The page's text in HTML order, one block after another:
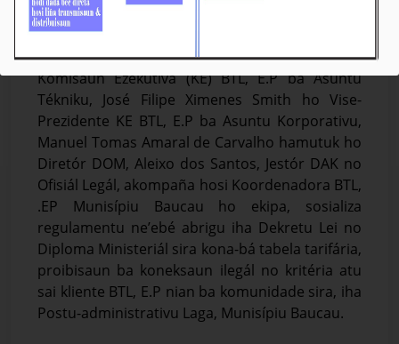
Média_BTL, E.P
𝐁𝐚𝐮𝐜𝐚𝐮, 𝟐𝟔 𝐌𝐚𝐫𝐬𝐮 𝟐𝟎𝟐𝟔. Vise-Prezidente
Komisaun Ezekutiva (KE) BTL, E.P ba Asuntu
Tékniku, José Filipe Ximenes Smith ho Vise-
Prezidente KE BTL, E.P ba Asuntu Korporativu,
Manuel Tomas Amaral de Carvalho hamutuk ho
Diretór DOM, Aleixo dos Santos, Jestór DAK no
Ofisiál Legál, akompaña hosi Koordenadora BTL,
.EP Munisípiu Baucau ho ekipa, sosializa
regulamentu ne’ebé abrigu iha Dekretu Lei no
Diploma Ministeriál sira kona-bá tabela tarifária,
proibisaun ba koneksaun ilegál no kritéria atu
sai kliente BTL, E.P nian ba komunidade sira, iha
Postu-administrativu Laga, Munisípiu Baucau.